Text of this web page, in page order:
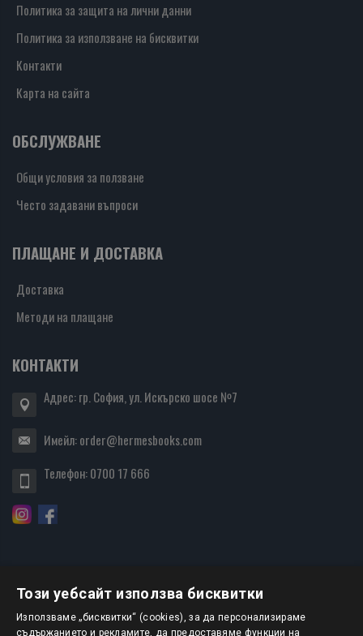
Политика за защита на лични данни
Политика за използване на бисквитки
Контакти
Карта на сайта
ОБСЛУЖВАНЕ
Общи условия за ползване
Често задавани въпроси
ПЛАЩАНЕ И ДОСТАВКА
Доставка
Методи на плащане
КОНТАКТИ
Адрес: гр. София, ул. Искърско шосе №7
Имейл:order@hermesbooks.com
Телефон:0700 17 666
БЮЛЕТИН
Този уебсайт използва бисквитки
Използваме „бисквитки“ (cookies), за да персонализираме
съдържанието и рекламите, да предоставяме функции на